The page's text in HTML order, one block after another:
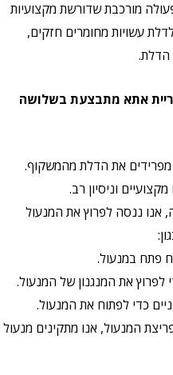
מורכבת שדורשת מקצועיות
עשויות מחומרים חזקים,
הדלת.
אתא מתבצעת בשלושה
את הדלת מהמשקוף.
וניסיון רב.
אנו ננסה לפרוץ את המנעול
פתח במנעול.
לפרוץ את המנגנון של המנעול.
כדי לפתוח את המנעול.
המנעול, אנו מתקינים מנעול